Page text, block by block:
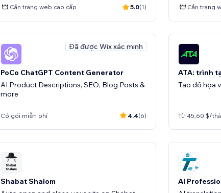
Cần trang web cao cấp 5.0(1) Cần trang
Đã được Wix xác minh
PoCo ChatGPT Content Generator
AI Product Descriptions, SEO, Blog Posts &
more
Có gói miễn phí 4.4(6)
ATA: trình
Tạo đồ họa
Từ 45,60 $/
Shabat Shalom
AI